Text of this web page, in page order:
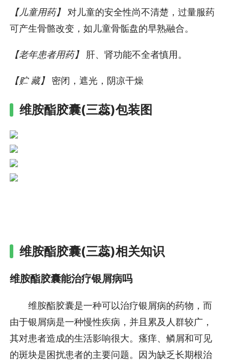
【儿童用药】
对儿童的安全性尚不清楚，过量服药
可产生骨骼改变，如儿童骨骺盘的早熟融合。
【老年患者用药】 肝、肾功能不全者慎用。
【贮 藏】 密闭，遮光，阴凉干燥
维胺酯胶囊(三蕊)包装图
维胺酯胶囊(三蕊)相关知识
维胺酯胶囊能治疗银屑病吗
维胺酯胶囊是一种可以治疗银屑病的药物，而
由于银屑病是一种慢性疾病，并且累及人群较广，
其对患者造成的生活影响很大。瘙痒、鳞屑和可见
的斑块是困扰患者的主要问题。因为缺乏长期根治